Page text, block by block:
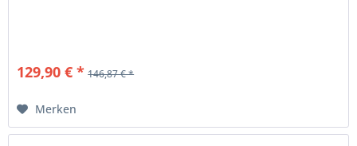
129,90 € * 146,87 € *
Merken